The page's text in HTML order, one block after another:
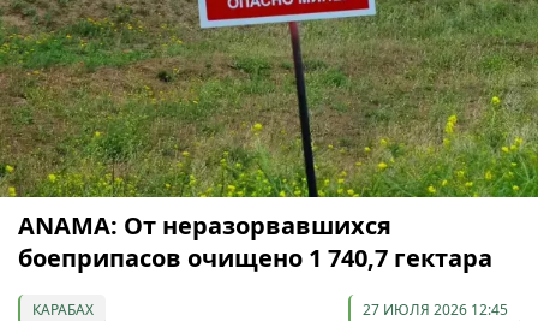
ANAMA: От неразорвавшихся
боеприпасов очищено 1 740,7 гектара
КАРАБАХ 27 ИЮЛЯ 2026 12:45